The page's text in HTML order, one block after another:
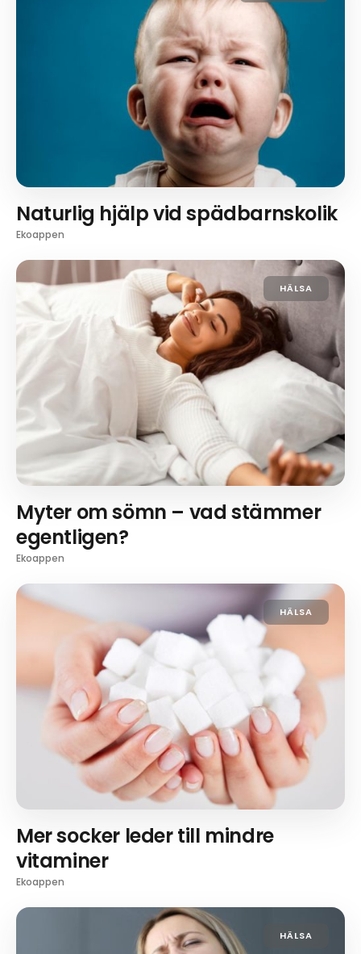
Naturlig hjälp vid spädbarnskolik
Ekoappen
HÄLSA
Myter om sömn – vad stämmer
egentligen?
Ekoappen
HÄLSA
Mer socker leder till mindre
vitaminer
Ekoappen
HÄLSA